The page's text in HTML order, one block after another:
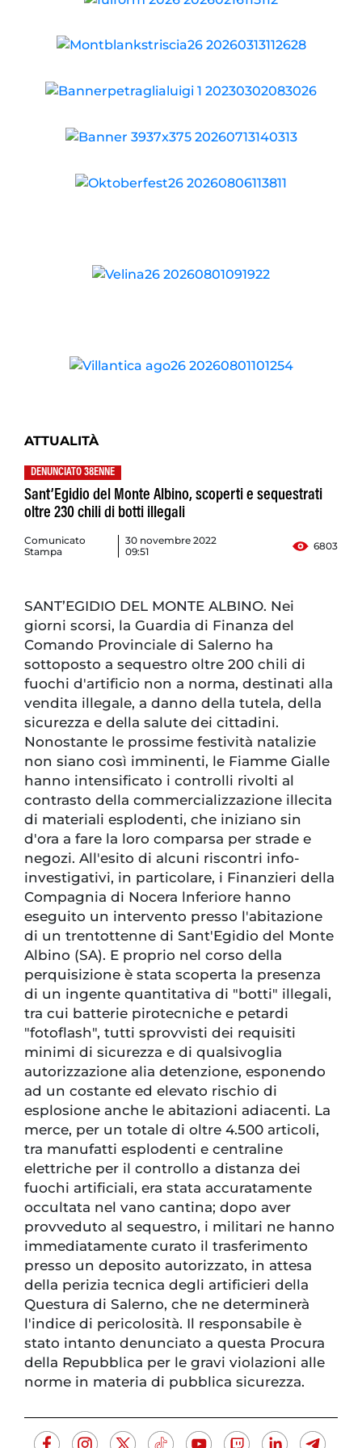
ATTUALITÀ
DENUNCIATO 38ENNE
Sant’Egidio del Monte Albino, scoperti e sequestrati
oltre 230 chili di botti illegali
Comunicato
Stampa
30 novembre 2022
09:51
6803
SANT’EGIDIO DEL MONTE ALBINO. Nei
giorni scorsi, la Guardia di Finanza del
Comando Provinciale di Salerno ha
sottoposto a sequestro oltre 200 chili di
fuochi d'artificio non a norma, destinati alla
vendita illegale, a danno della tutela, della
sicurezza e della salute dei cittadini.
Nonostante le prossime festività natalizie
non siano così imminenti, le Fiamme Gialle
hanno intensificato i controlli rivolti al
contrasto della commercializzazione illecita
di materiali esplodenti, che iniziano sin
d'ora a fare la loro comparsa per strade e
negozi. All'esito di alcuni riscontri info-
investigativi, in particolare, i Finanzieri della
Compagnia di Nocera lnferiore hanno
eseguito un intervento presso l'abitazione
di un trentottenne di Sant'Egidio del Monte
Albino (SA). E proprio nel corso della
perquisizione è stata scoperta la presenza
di un ingente quantitativa di "botti" illegali,
tra cui batterie pirotecniche e petardi
"fotoflash", tutti sprovvisti dei requisiti
minimi di sicurezza e di qualsivoglia
autorizzazione alia detenzione, esponendo
ad un costante ed elevato rischio di
esplosione anche le abitazioni adiacenti. La
merce, per un totale di oltre 4.500 articoli,
tra manufatti esplodenti e centraline
elettriche per il controllo a distanza dei
fuochi artificiali, era stata accuratamente
occultata nel vano cantina; dopo aver
provveduto al sequestro, i militari ne hanno
immediatamente curato il trasferimento
presso un deposito autorizzato, in attesa
della perizia tecnica degli artificieri della
Questura di Salerno, che ne determinerà
l'indice di pericolosità. Il responsabile è
stato intanto denunciato a questa Procura
della Repubblica per le gravi violazioni alle
norme in materia di pubblica sicurezza.